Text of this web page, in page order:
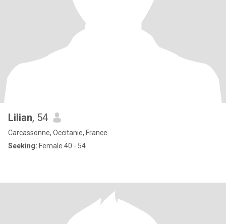
Lilian, 54
Carcassonne, Occitanie, France
Seeking: Female 40 - 54